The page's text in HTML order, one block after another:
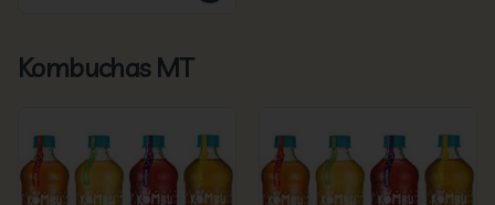
Kombuchas MT